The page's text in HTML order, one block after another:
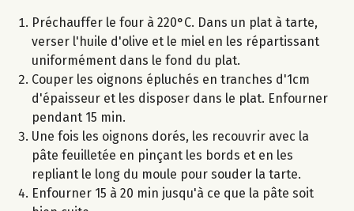
Préchauffer le four à 220°C. Dans un plat à tarte,
verser l'huile d'olive et le miel en les répartissant
uniformément dans le fond du plat.
Couper les oignons épluchés en tranches d'1cm
d'épaisseur et les disposer dans le plat. Enfourner
pendant 15 min.
Une fois les oignons dorés, les recouvrir avec la
pâte feuilletée en pinçant les bords et en les
repliant le long du moule pour souder la tarte.
Enfourner 15 à 20 min jusqu'à ce que la pâte soit